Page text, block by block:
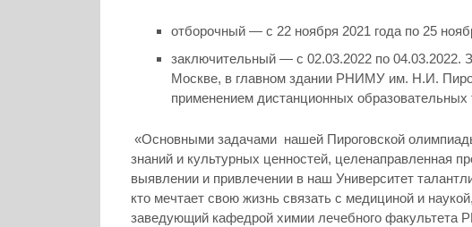
отборочный — с 22 ноября 2021 года по 25
заключительный — с 02.03.2022 по 04.03.2022.
Москве, в главном здании РНИМУ им. Н.И.
применением дистанционных образовательных
«Основными задачами нашей Пироговской
знаний и культурных ценностей, целенаправленная
выявлении и привлечении в наш Университет
кто мечтает свою жизнь связать с медициной и
заведующий кафедрой химии лечебного